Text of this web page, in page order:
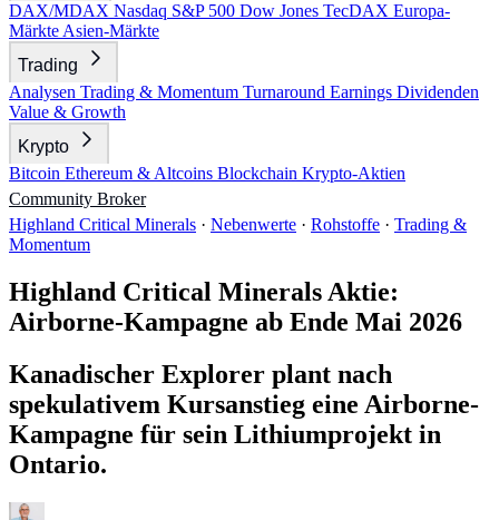
DAX/MDAX Nasdaq S&P 500 Dow Jones TecDAX Europa-
Märkte Asien-Märkte
Trading
Analysen Trading & Momentum Turnaround Earnings Dividenden
Value & Growth
Krypto
Bitcoin Ethereum & Altcoins Blockchain Krypto-Aktien
Community Broker
Highland Critical Minerals · Nebenwerte · Rohstoffe · Trading &
Momentum
Highland Critical Minerals Aktie:
Airborne-Kampagne ab Ende Mai 2026
Kanadischer Explorer plant nach
spekulativem Kursanstieg eine Airborne-
Kampagne für sein Lithiumprojekt in
Ontario.